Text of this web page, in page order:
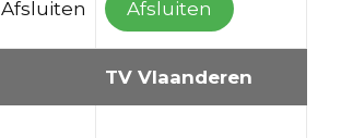
Afsluiten Afsluiten
TV Vlaanderen